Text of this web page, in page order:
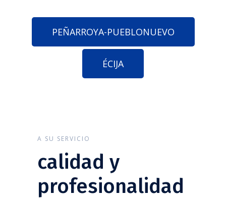
PEÑARROYA-PUEBLONUEVO
ÉCIJA
A SU SERVICIO
calidad y
profesionalidad